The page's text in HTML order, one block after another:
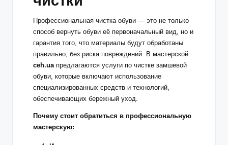
Профессиональная чистка обуви — это не только
способ вернуть обуви её первоначальный вид, но и
гарантия того, что материалы будут обработаны
правильно, без риска повреждений. В мастерской
ceh.uaпредлагаются услуги по чистке замшевой
обуви, которые включают использование
специализированных средств и технологий,
обеспечивающих бережный уход.
Почему стоит обратиться в профессиональную
мастерскую: